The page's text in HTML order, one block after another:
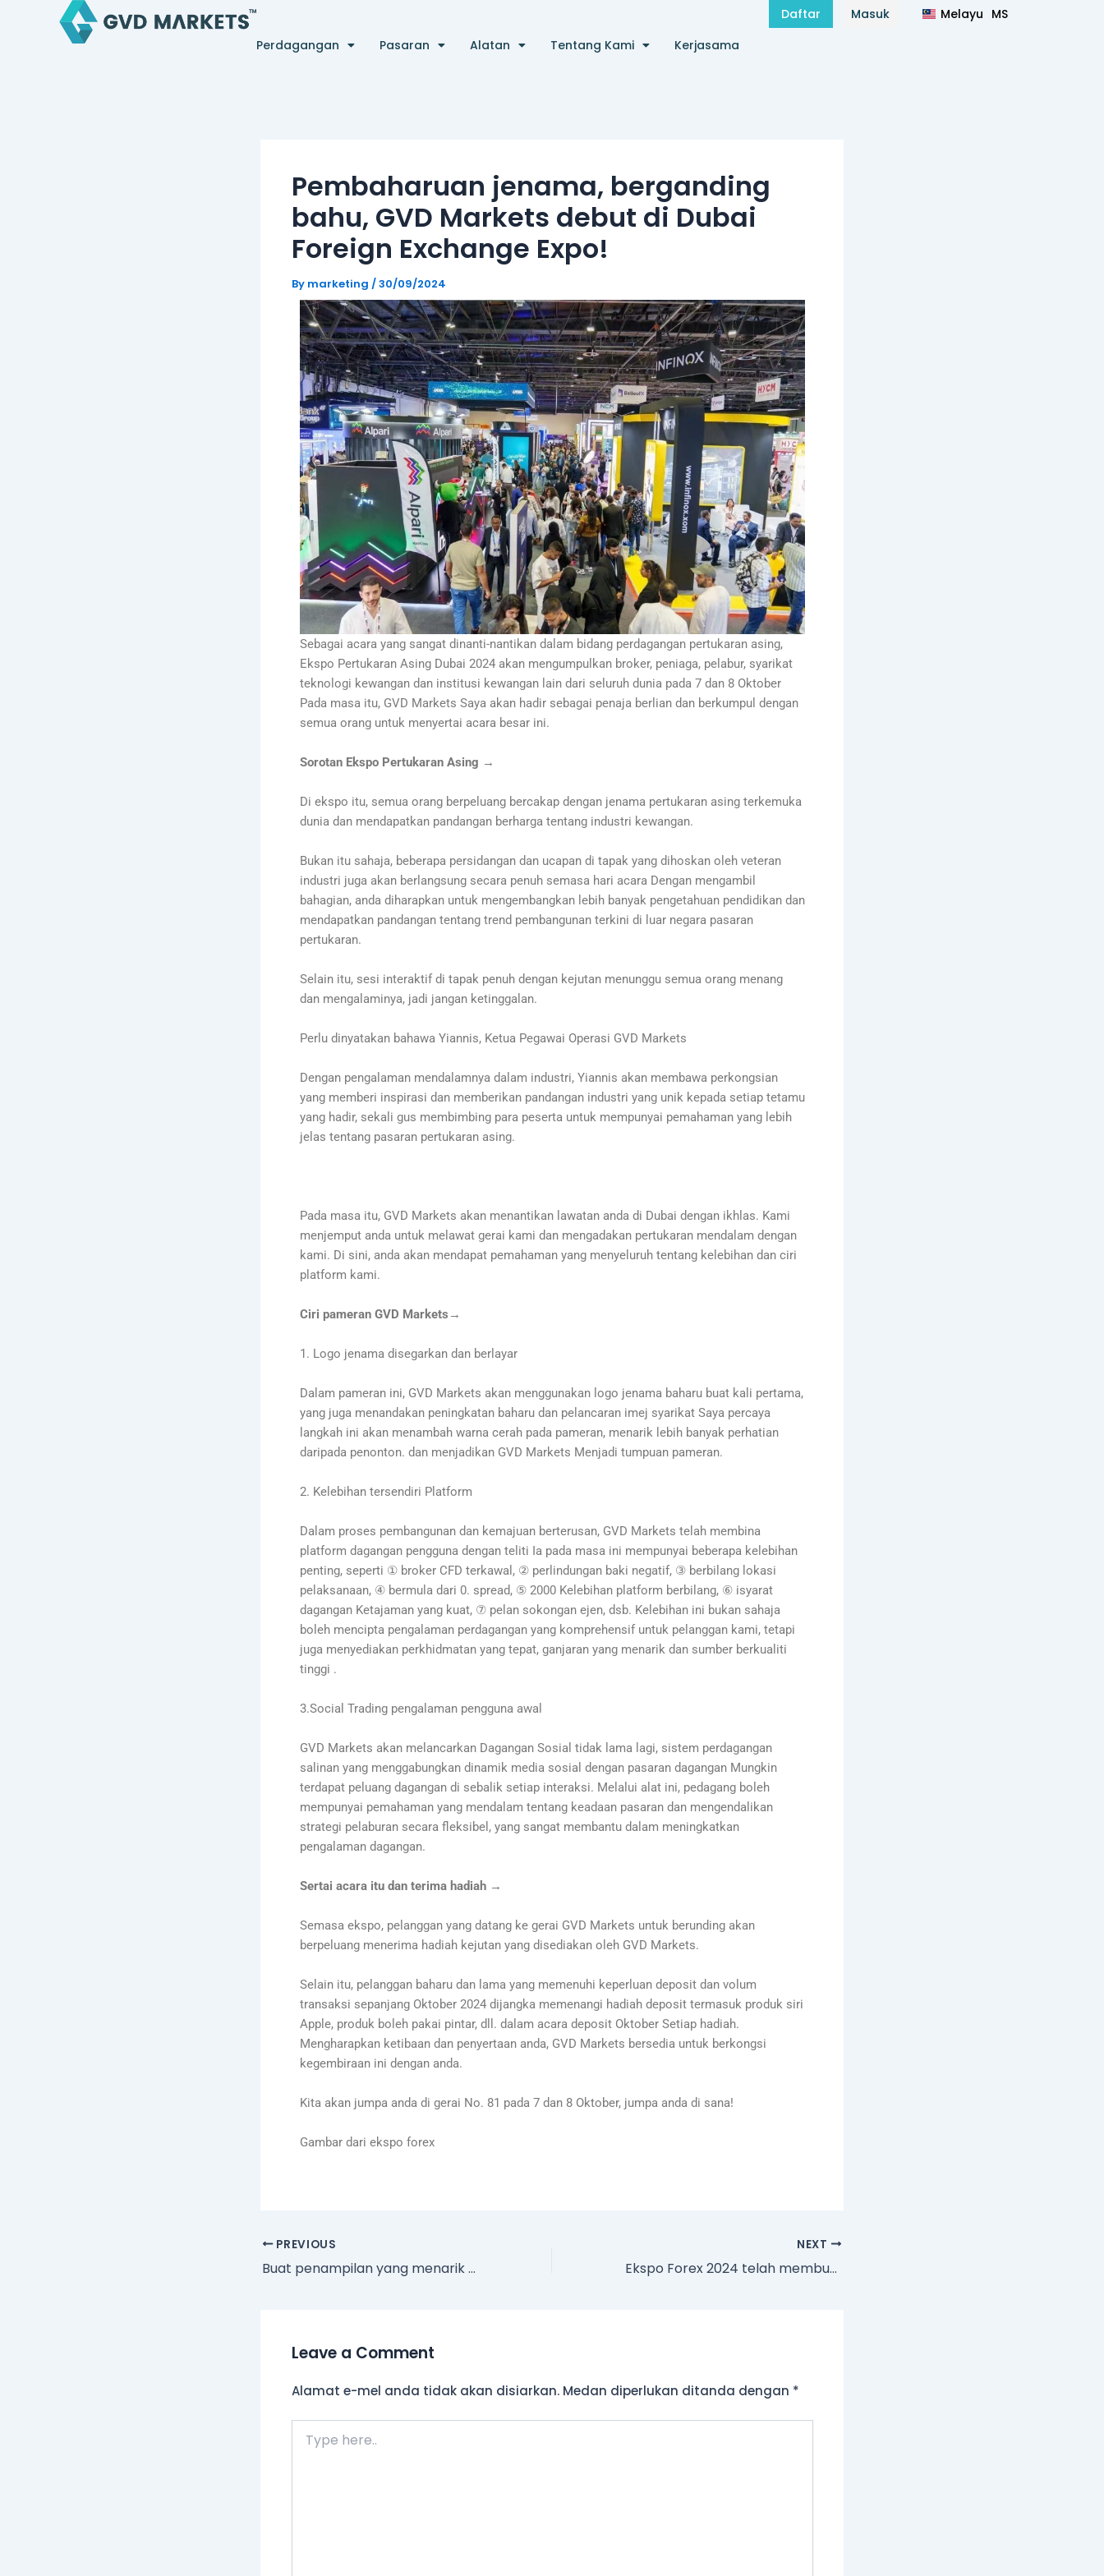
Perdagangan Pasaran Alatan Tentang Kami Kerjasama
Daftar Masuk Melayu MS
हिन्दी HI
Pembaharuan jenama, berganding
bahu, GVD Markets debut di Dubai
Foreign Exchange Expo!
By marketing /30/09/2024
Sebagai acara yang sangat dinanti-nantikan dalam bidang perdagangan pertukaran asing,
Ekspo Pertukaran Asing Dubai 2024 akan mengumpulkan broker, peniaga, pelabur, syarikat
teknologi kewangan dan institusi kewangan lain dari seluruh dunia pada 7 dan 8 Oktober
Pada masa itu, GVD Markets Saya akan hadir sebagai penaja berlian dan berkumpul dengan
semua orang untuk menyertai acara besar ini.
Sorotan Ekspo Pertukaran Asing →
Di ekspo itu, semua orang berpeluang bercakap dengan jenama pertukaran asing terkemuka
dunia dan mendapatkan pandangan berharga tentang industri kewangan.
Bukan itu sahaja, beberapa persidangan dan ucapan di tapak yang dihoskan oleh veteran
industri juga akan berlangsung secara penuh semasa hari acara Dengan mengambil
bahagian, anda diharapkan untuk mengembangkan lebih banyak pengetahuan pendidikan dan
mendapatkan pandangan tentang trend pembangunan terkini di luar negara pasaran
pertukaran.
Selain itu, sesi interaktif di tapak penuh dengan kejutan menunggu semua orang menang
dan mengalaminya, jadi jangan ketinggalan.
Perlu dinyatakan bahawa Yiannis, Ketua Pegawai Operasi GVD Markets
Dengan pengalaman mendalamnya dalam industri, Yiannis akan membawa perkongsian
yang memberi inspirasi dan memberikan pandangan industri yang unik kepada setiap tetamu
yang hadir, sekali gus membimbing para peserta untuk mempunyai pemahaman yang lebih
jelas tentang pasaran pertukaran asing.
Pada masa itu, GVD Markets akan menantikan lawatan anda di Dubai dengan ikhlas. Kami
menjemput anda untuk melawat gerai kami dan mengadakan pertukaran mendalam dengan
kami. Di sini, anda akan mendapat pemahaman yang menyeluruh tentang kelebihan dan ciri
platform kami.
Ciri pameran GVD Markets→
1. Logo jenama disegarkan dan berlayar
Dalam pameran ini, GVD Markets akan menggunakan logo jenama baharu buat kali pertama,
yang juga menandakan peningkatan baharu dan pelancaran imej syarikat Saya percaya
langkah ini akan menambah warna cerah pada pameran, menarik lebih banyak perhatian
daripada penonton. dan menjadikan GVD Markets Menjadi tumpuan pameran.
2. Kelebihan tersendiri Platform
Dalam proses pembangunan dan kemajuan berterusan, GVD Markets telah membina
platform dagangan pengguna dengan teliti Ia pada masa ini mempunyai beberapa kelebihan
penting, seperti ① broker CFD terkawal, ② perlindungan baki negatif, ③ berbilang lokasi
pelaksanaan, ④ bermula dari 0. spread, ⑤ 2000 Kelebihan platform berbilang, ⑥ isyarat
dagangan Ketajaman yang kuat, ⑦ pelan sokongan ejen, dsb. Kelebihan ini bukan sahaja
boleh mencipta pengalaman perdagangan yang komprehensif untuk pelanggan kami, tetapi
juga menyediakan perkhidmatan yang tepat, ganjaran yang menarik dan sumber berkualiti
tinggi .
3.Social Trading pengalaman pengguna awal
GVD Markets akan melancarkan Dagangan Sosial tidak lama lagi, sistem perdagangan
salinan yang menggabungkan dinamik media sosial dengan pasaran dagangan Mungkin
terdapat peluang dagangan di sebalik setiap interaksi. Melalui alat ini, pedagang boleh
mempunyai pemahaman yang mendalam tentang keadaan pasaran dan mengendalikan
strategi pelaburan secara fleksibel, yang sangat membantu dalam meningkatkan
pengalaman dagangan.
Sertai acara itu dan terima hadiah →
Semasa ekspo, pelanggan yang datang ke gerai GVD Markets untuk berunding akan
berpeluang menerima hadiah kejutan yang disediakan oleh GVD Markets.
Selain itu, pelanggan baharu dan lama yang memenuhi keperluan deposit dan volum
transaksi sepanjang Oktober 2024 dijangka memenangi hadiah deposit termasuk produk siri
Apple, produk boleh pakai pintar, dll. dalam acara deposit Oktober Setiap hadiah.
Mengharapkan ketibaan dan penyertaan anda, GVD Markets bersedia untuk berkongsi
kegembiraan ini dengan anda.
Kita akan jumpa anda di gerai No. 81 pada 7 dan 8 Oktober, jumpa anda di sana!
Gambar dari ekspo forex
PREVIOUS
Buat penampilan yang menarik di Money Exhibition Asia 2024 dan tulis lembaran baharu dalam pasaran Thailand!
NEXT
Ekspo Forex 2024 telah membuat kesimpulan, GVD Markets berkembang ke pasaran MENA!
Leave a Comment
Alamat e-mel anda tidak akan disiarkan. Medan diperlukan ditanda dengan *
here..